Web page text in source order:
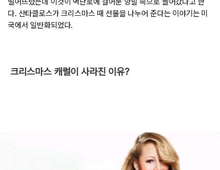
다. 산타클로스가 크리스마스 때 선물을 나누어 준다는 이야기는 미
국에서 일반화되었다.
​ 크리스마스 캐럴이 사라진 이유?